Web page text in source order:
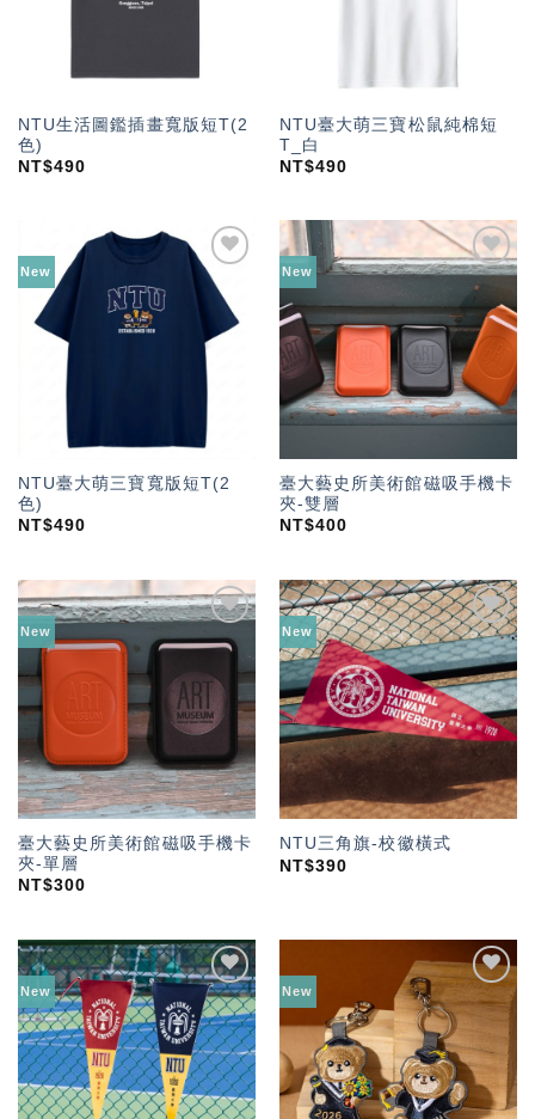
NTU生活圖鑑插畫寬版短T(2
色)
NT$490
NTU臺大萌三寶松鼠純棉短
T_白
NT$490
New
加入
「願
望輕
單」
NTU臺大萌三寶寬版短T(2
色)
NT$490
New
望輕
單」
臺大藝史所美術館磁吸手機卡
夾-雙層
NT$400
New
加入
望輕
單」
臺大藝史所美術館磁吸手機卡
夾-單層
NT$300
New
加入
「願
望輕
單」
NTU三角旗-校徽橫式
NT$390
New
加入
「願
望輕
單」
New
加入
單」